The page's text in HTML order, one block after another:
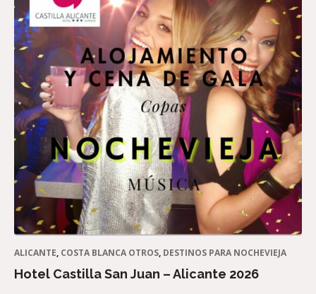
ALICANTE, COSTA BLANCA OTROS, DESTINOS PARA NOCHEVIEJA
Hotel Castilla San Juan – Alicante 2026